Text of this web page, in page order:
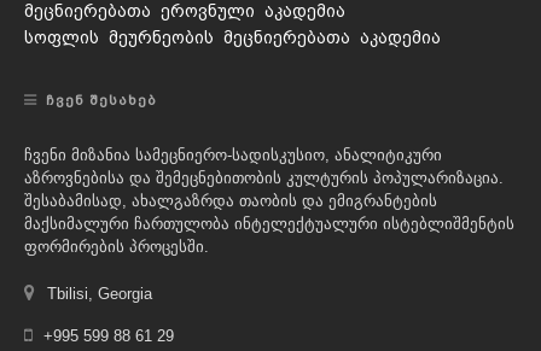
მეცნიერებათა ეროვნული აკადემია
სოფლის მეურნეობის მეცნიერებათა აკადემია
ᲩᲕᲔᲜ ᲨᲔᲡᲐᲮᲔᲑ
ჩვენი მიზანია სამეცნიერო-სადისკუსიო, ანალიტიკური
აზროვნებისა და შემეცნებითობის კულტურის პოპულარიზაცია.
შესაბამისად, ახალგაზრდა თაობის და ემიგრანტების
მაქსიმალური ჩართულობა ინტელექტუალური ისტებლიშმენტის
ფორმირების პროცესში.
Tbilisi, Georgia
+995 599 88 61 29